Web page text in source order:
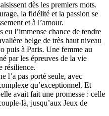
dès les premiers mots.
la fidélité et la passion se
et à l’amour.
eu l’immense chance de tendre
belge de très haut niveau
puis à Paris. Une femme au
par les épreuves de la vie
résilience.
l’a pas porté seule, avec
qu’exceptionnel. Et
avait fait une promesse : celle
là, jusqu’aux Jeux de